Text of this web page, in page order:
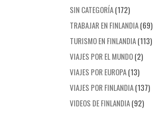
SIN CATEGORÍA(172)
TRABAJAR EN FINLANDIA(69)
TURISMO EN FINLANDIA(113)
VIAJES POR EL MUNDO(2)
VIAJES POR EUROPA(13)
VIAJES POR FINLANDIA(137)
VIDEOS DE FINLANDIA(92)